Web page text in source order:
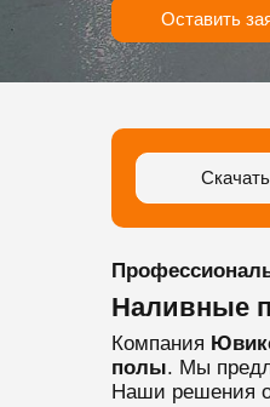
Оставить
Наливные
Компания
полы. Мы
Наши решения